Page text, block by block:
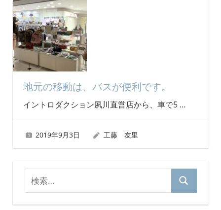
地元の移動は、バスが便利です。
イントロダクション夙川直営店から、車で5 …
2019年9月3日 工藤 友里
対
検